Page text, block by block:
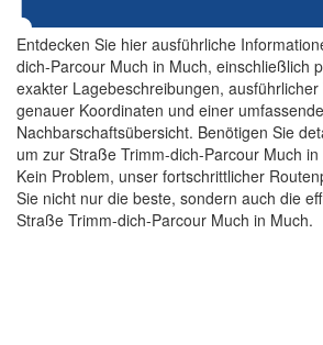
Entdecken Sie hier ausführliche
dich-Parcour Much in Much, einschließlich
exakter Lagebeschreibungen,
genauer Koordinaten und einer
Nachbarschaftsübersicht. Benötigen Sie
um zur Straße Trimm-dich-Parcour Much
Kein Problem, unser fortschrittlicher
Sie nicht nur die beste, sondern auch die
Straße Trimm-dich-Parcour Much in Much.